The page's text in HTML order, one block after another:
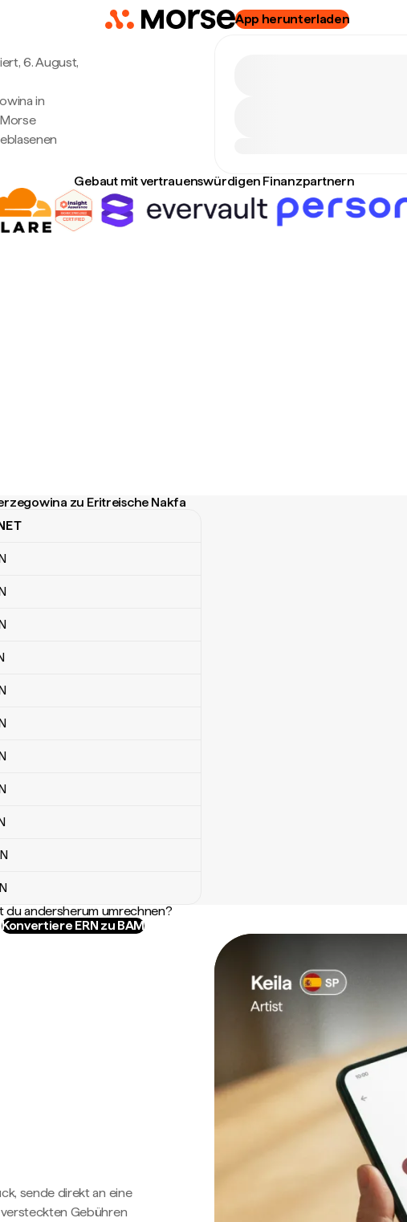
App herunterladen
6. August,
in
Gebaut mit vertrauenswürdigen Finanzpartnern
zu Eritreische Nakfa
zu Eritreische Nakfa
du andersherum umrechnen?
Konvertiere ERN zu BAM
sende direkt an eine
versteckten Gebühren